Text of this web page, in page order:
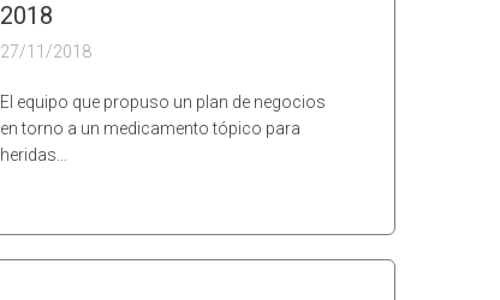
2018
27/11/2018
El equipo que propuso un plan de negocios
en torno a un medicamento tópico para
heridas…